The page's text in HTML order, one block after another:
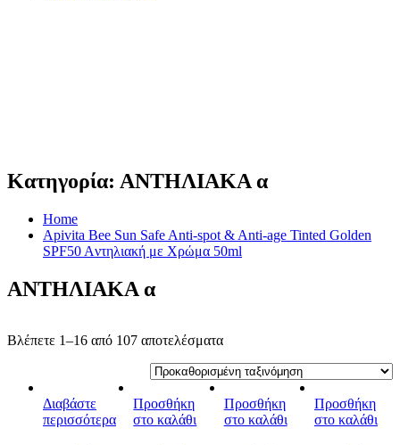
Κατηγορία: ΑΝΤΗΛΙΑΚΑ α
Home
Apivita Bee Sun Safe Anti-spot & Anti-age Tinted Golden
SPF50 Aντηλιακή με Χρώμα 50ml
ΑΝΤΗΛΙΑΚΑ α
Βλέπετε 1–16 από 107 αποτελέσματα
Διαβάστε
περισσότερα
Προσθήκη
στο καλάθι
Προσθήκη
στο καλάθι
Προσθήκη
στο καλάθι